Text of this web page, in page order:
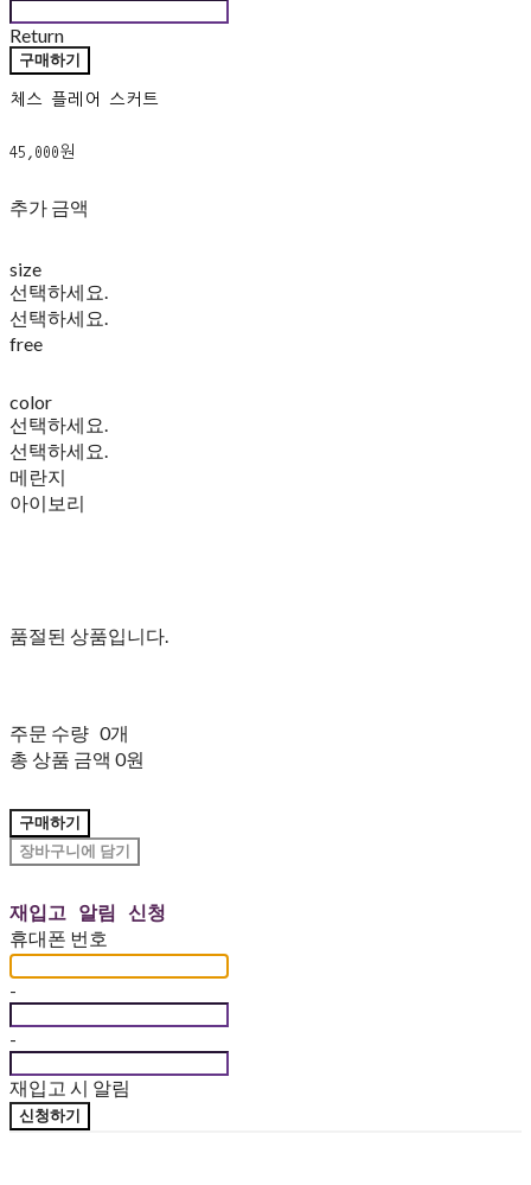
Return
구매하기
체스 플레어 스커트
45,000원
추가 금액
size
선택하세요.
선택하세요.
free
color
선택하세요.
선택하세요.
메란지
아이보리
품절된 상품입니다.
주문 수량 0개
총 상품 금액 0원
구매하기
장바구니에 담기
재입고 알림 신청
휴대폰 번호
-
-
재입고 시 알림
신청하기